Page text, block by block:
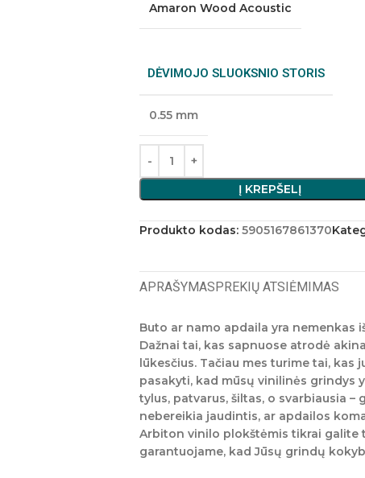
Amaron Wood Acoustic
DĖVIMOJO SLUOKSNIO STORIS
0.55 mm
Į KREPŠELĮ
Produkto kodas: 5905167861370
APRAŠYMASPREKIŲ ATSIĖMIMAS
Buto ar namo apdaila yra nemenkas
Dažnai tai, kas sapnuose atrodė
lūkesčius. Tačiau mes turime tai, kas
pasakyti, kad mūsų vinilinės grindys
tylus, patvarus, šiltas, o svarbiausia –
nebereikia jaudintis, ar apdailos
Arbiton vinilo plokštėmis tikrai galite
garantuojame, kad Jūsų grindų